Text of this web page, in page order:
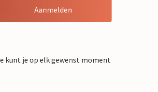
Aanmelden
kunt je op elk gewenst moment